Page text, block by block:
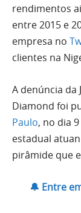
rendimentos
entre 2015 e
empresa no
clientes na
A denúncia da
Diamond foi
Paulo, no dia
estadual
pirâmide que
🔔 Entre